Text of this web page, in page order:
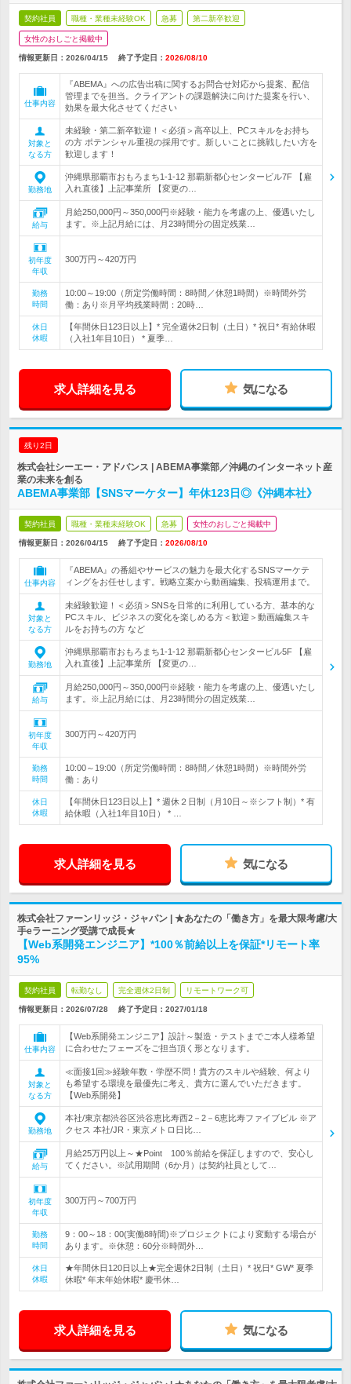
契約社員 職種・業種未経験OK 急募 第二新卒歓迎
女性のおしごと掲載中
情報更新日：2026/04/15 終了予定日： 2026/08/10
仕事内容
『ABEMA』への広告出稿に関するお問合せ対応から提案、配信
管理までを担当。クライアントの課題解決に向けた提案を行い、
効果を最大化させてください
対象と
なる方
未経験・第二新卒歓迎！＜必須＞高卒以上、PCスキルをお持ち
の方 ポテンシャル重視の採用です。新しいことに挑戦したい方を
歓迎します！
勤務地
沖縄県那覇市おもろまち1-1-12 那覇新都心センタービル7F 【雇
入れ直後】上記事業所 【変更の…
給与
月給250,000円～350,000円※経験・能力を考慮の上、優遇いたし
ます。※上記月給には、月23時間分の固定残業…
初年度
年収
300万円～420万円
勤務
時間
10:00～19:00（所定労働時間：8時間／休憩1時間）※時間外労
働：あり※月平均残業時間：20時…
休日
休暇
【年間休日123日以上】* 完全週休2日制（土日）* 祝日* 有給休暇
（入社1年目10日） * 夏季…
求人詳細を見る 気になる
残り2日
株式会社シーエー・アドバンス | ABEMA事業部／沖縄のインターネット産
業の未来を創る
ABEMA事業部【SNSマーケター】年休123日◎《沖縄本社》
契約社員 職種・業種未経験OK 急募 女性のおしごと掲載中
情報更新日：2026/04/15 終了予定日： 2026/08/10
仕事内容
『ABEMA』の番組やサービスの魅力を最大化するSNSマーケテ
ィングをお任せします。戦略立案から動画編集、投稿運用まで。
対象と
なる方
未経験歓迎！＜必須＞SNSを日常的に利用している方、基本的な
PCスキル、ビジネスの変化を楽しめる方＜歓迎＞動画編集スキ
ルをお持ちの方 など
勤務地
沖縄県那覇市おもろまち1-1-12 那覇新都心センタービル5F 【雇
入れ直後】上記事業所 【変更の…
給与
月給250,000円～350,000円※経験・能力を考慮の上、優遇いたし
ます。※上記月給には、月23時間分の固定残業…
初年度
年収
300万円～420万円
勤務
時間
10:00～19:00（所定労働時間：8時間／休憩1時間）※時間外労
働：あり
休日
休暇
【年間休日123日以上】* 週休２日制（月10日～※シフト制）* 有
給休暇（入社1年目10日） * …
求人詳細を見る 気になる
株式会社ファーンリッジ・ジャパン | ★あなたの「働き方」を最大限考慮/大
手eラーニング受講で成長★
【Web系開発エンジニア】*100％前給以上を保証*リモート率
95%
契約社員 転勤なし 完全週休2日制 リモートワーク可
情報更新日：2026/07/28 終了予定日： 2027/01/18
仕事内容
【Web系開発エンジニア】設計～製造・テストまでご本人様希望
に合わせたフェーズをご担当頂く形となります。
対象と
なる方
≪面接1回≫経験年数・学歴不問！貴方のスキルや経験、何より
も希望する環境を最優先に考え、貴方に選んでいただきます。
【Web系開発】
勤務地
本社/東京都渋谷区渋谷恵比寿西2－2－6恵比寿ファイブビル ※ア
クセス 本社/JR・東京メトロ日比…
給与
月給25万円以上～★Point 100％前給を保証しますので、安心し
てください。※試用期間（6か月）は契約社員として…
初年度
年収
300万円～700万円
勤務
時間
9：00～18：00(実働8時間)※プロジェクトにより変動する場合が
あります。※休憩：60分※時間外…
休日
休暇
★年間休日120日以上★完全週休2日制（土日）* 祝日* GW* 夏季
休暇* 年末年始休暇* 慶弔休…
求人詳細を見る 気になる